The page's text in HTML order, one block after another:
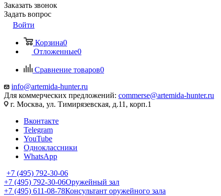
Заказать звонок
Задать вопрос
Войти
Корзина0
Отложенные0
Сравнение товаров0
info@artemida-hunter.ru
Для коммерческих предложений: commerse@artemida-hunter.ru
г. Москва, ул. Тимирязевская, д.11, корп.1
Вконтакте
Telegram
YouTube
Одноклассники
WhatsApp
+7 (495) 792-30-06
+7 (495) 792-30-06Оружейный зал
+7 (495) 611-08-78Консультант оружейного зала